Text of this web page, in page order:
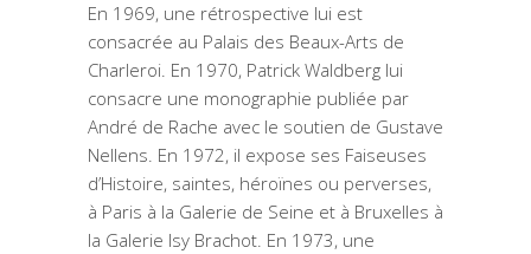
En 1969, une rétrospective lui est
consacrée au Palais des Beaux-Arts de
Charleroi. En 1970, Patrick Waldberg lui
consacre une monographie publiée par
André de Rache avec le soutien de Gustave
Nellens. En 1972, il expose ses Faiseuses
d’Histoire, saintes, héroïnes ou perverses,
à Paris à la Galerie de Seine et à Bruxelles à
la Galerie Isy Brachot. En 1973, une